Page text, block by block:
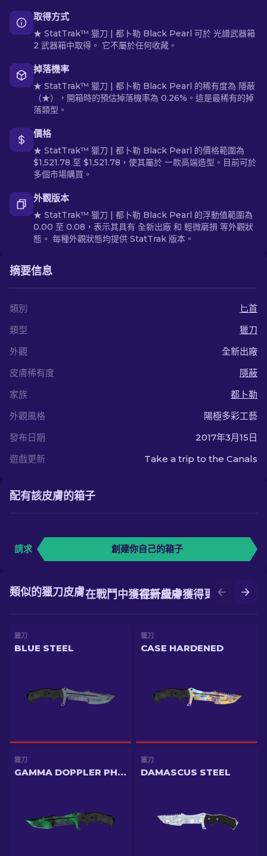
取得方式
★ StatTrak™ 獵刀 | 都卜勒 Black Pearl 可於 光譜武器箱
2 武器箱中取得。 它不屬於任何收藏。
掉落機率
★ StatTrak™ 獵刀 | 都卜勒 Black Pearl 的稀有度為 隱蔽
（★），開箱時的預估掉落機率為 0.26%。這是最稀有的掉
落類型。
價格
★ StatTrak™ 獵刀 | 都卜勒 Black Pearl 的價格範圍為
$1,521.78 至 $1,521.78，使其屬於 一款高端造型。目前可於
多個市場購買。
外觀版本
★ StatTrak™ 獵刀 | 都卜勒 Black Pearl 的浮動值範圍為
0.00 至 0.08，表示其具有 全新出廠 和 輕微磨損 等外觀狀
態。 每種外觀狀態均提供 StatTrak 版本。
摘要信息
類別
匕首
類型
獵刀
外觀
全新出廠
皮膚稀有度
隱蔽
家族
都卜勒
外觀風格
陽極多彩工藝
發布日期
2017年3月15日
遊戲更新
Take a trip to the Canals
配有該皮膚的箱子
請求 創建你自己的箱子
在升級中獲得更好的皮膚
在戰鬥中獲得新皮膚
類似的獵刀皮膚
獵刀
BLUE STEEL
獵刀
CASE HARDENED
獵刀
GAMMA DOPPLER PHASE 2
獵刀
DAMASCUS STEEL